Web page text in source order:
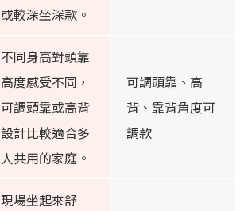
或較深坐深款。
不同身高對頭靠
高度感受不同，
可調頭靠或高背
設計比較適合多
人共用的家庭。
可調頭靠、高
背、靠背角度可
調款
現場坐起來舒